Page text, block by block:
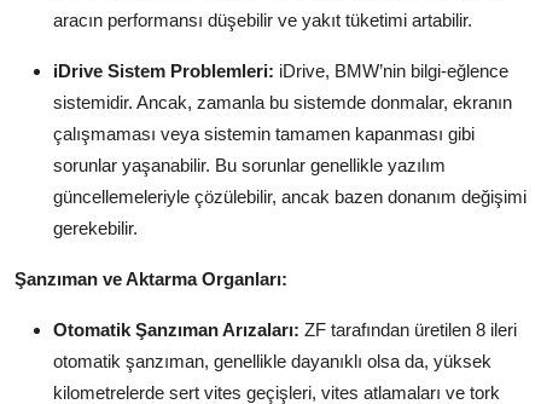
aracın performansı düşebilir ve yakıt tüketimi artabilir.
iDrive Sistem Problemleri: iDrive, BMW’nin bilgi-eğlence
sistemidir. Ancak, zamanla bu sistemde donmalar, ekranın
çalışmaması veya sistemin tamamen kapanması gibi
sorunlar yaşanabilir. Bu sorunlar genellikle yazılım
güncellemeleriyle çözülebilir, ancak bazen donanım değişimi
gerekebilir.
Şanzıman ve Aktarma Organları:
Otomatik Şanzıman Arızaları: ZF tarafından üretilen 8 ileri
otomatik şanzıman, genellikle dayanıklı olsa da, yüksek
kilometrelerde sert vites geçişleri, vites atlamaları ve tork